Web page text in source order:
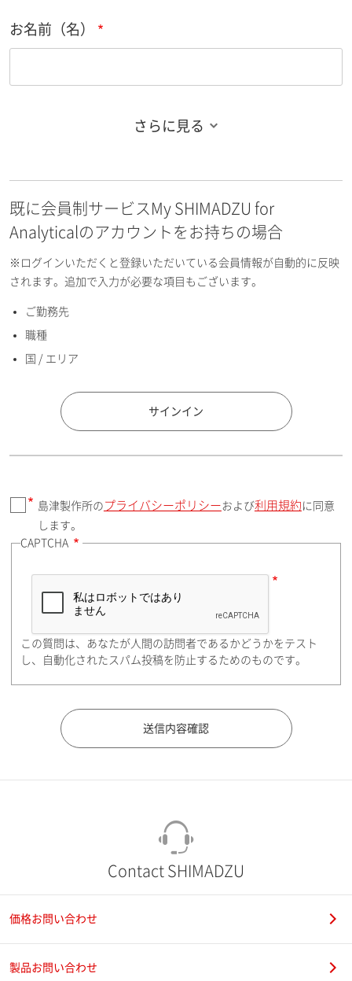
お名前（名）
お名前フリガナ（名）
E-mailアドレス（半角英数）
国 / エリア
郵便番号（勤務先）
住所検索
都道府県（勤務先）
さらに見る
既に会員制サービスMy SHIMADZU for
Analyticalのアカウントをお持ちの場合
※ログインいただくと登録いただいている会員情報が自動的に反映
されます。追加で入力が必要な項目もございます。
ご勤務先
職種
国 / エリア
サインイン
島津製作所の プライバシーポリシー および利用規約 に同意
します。
CAPTCHA
この質問は、あなたが人間の訪問者であるかどうかをテスト
し、自動化されたスパム投稿を防止するためのものです。
Contact SHIMADZU
価格お問い合わせ
製品お問い合わせ